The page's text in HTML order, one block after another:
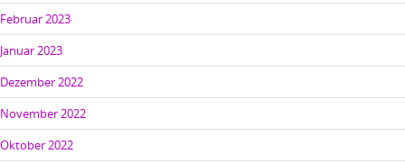
Februar 2023
Januar 2023
Dezember 2022
November 2022
Oktober 2022